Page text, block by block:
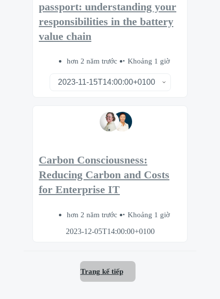
passport: understanding your
responsibilities in the battery
value chain
hơn 2 năm trước Khoảng 1 giờ
Carbon Consciousness:
Reducing Carbon and Costs
for Enterprise IT
hơn 2 năm trước
Khoảng 1 giờ
2023-12-05T14:00:00+0100
Trang kế tiếp